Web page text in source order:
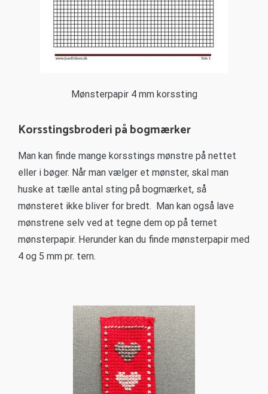
Mønsterpapir 4 mm korssting
Korsstingsbroderi på bogmærker
Man kan finde mange korsstings mønstre på nettet
eller i bøger. Når man vælger et mønster, skal man
huske at tælle antal sting på bogmærket, så
mønsteret ikke bliver for bredt. Man kan også lave
mønstrene selv ved at tegne dem op på ternet
mønsterpapir. Herunder kan du finde mønsterpapir med
4 og 5 mm pr. tern.